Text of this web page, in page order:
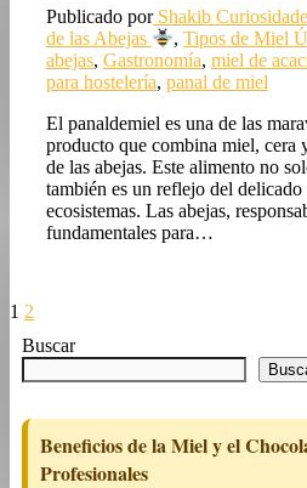
Publicado porShakib
de las Abejas
,Tipos de Miel
abejas, Gastronomía, miel de
para hostelería, panal de miel
El panaldemiel es una de las
producto que combina miel, cera
de las abejas. Este alimento no
también es un reflejo del
ecosistemas. Las abejas,
fundamentales para…
Paginación
de
entradas
Página
1 Página
2
Buscar
Beneficios de la Miel y el
Profesionales